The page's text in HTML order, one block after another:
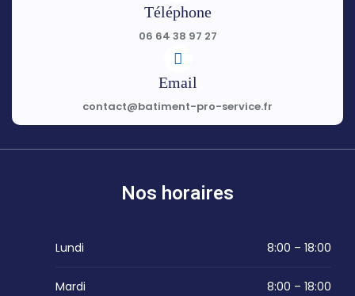
Téléphone
06 64 38 97 27
Email
contact@batiment-pro-service.fr
Nos horaires
Lundi 8:00 – 18:00
Mardi 8:00 – 18:00